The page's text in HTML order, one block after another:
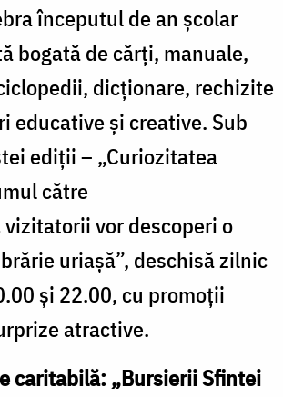
începutul de an școlar
bogată de cărți, manuale,
dicționare, rechizite
educative și creative. Sub
ediții – „Curiozitatea
către
vizitatorii vor descoperi o
uriașă”, deschisă zilnic
și 22.00, cu promoții
atractive.
caritabilă: „Bursierii Sfintei